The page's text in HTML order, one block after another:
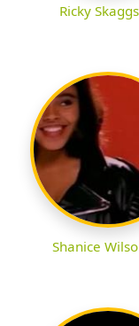
Ricky Skaggs
Shanice